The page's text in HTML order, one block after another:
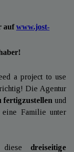
aufwww.jost-
a project to use
Die Agentur
fertigzustellen und
Familie unter
diese dreiseitige